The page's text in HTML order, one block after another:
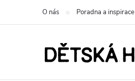
O nás Poradna a inspirace